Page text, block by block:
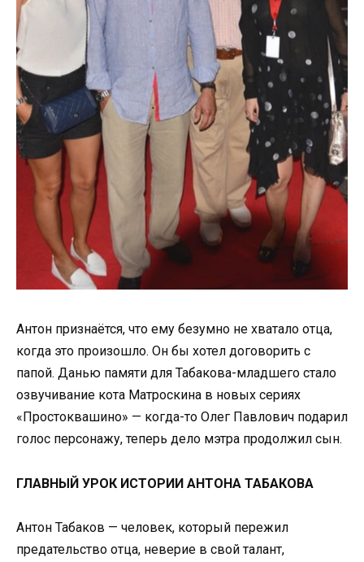
Антон признаётся, что ему безумно не хватало отца,
когда это произошло. Он бы хотел договорить с
папой. Данью памяти для Табакова-младшего стало
озвучивание кота Матроскина в новых сериях
«Простоквашино» — когда-то Олег Павлович подарил
голос персонажу, теперь дело мэтра продолжил сын.
ГЛАВНЫЙ УРОК ИСТОРИИ АНТОНА ТАБАКОВА
Антон Табаков — человек, который пережил
предательство отца, неверие в свой талант,